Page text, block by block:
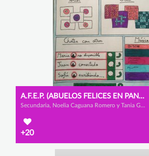
A.F.E.P. (ABUELOS FELICES EN PANDEMIA)
Secundaria, Noelia Caguana Romero y Tania González Tantau
+20